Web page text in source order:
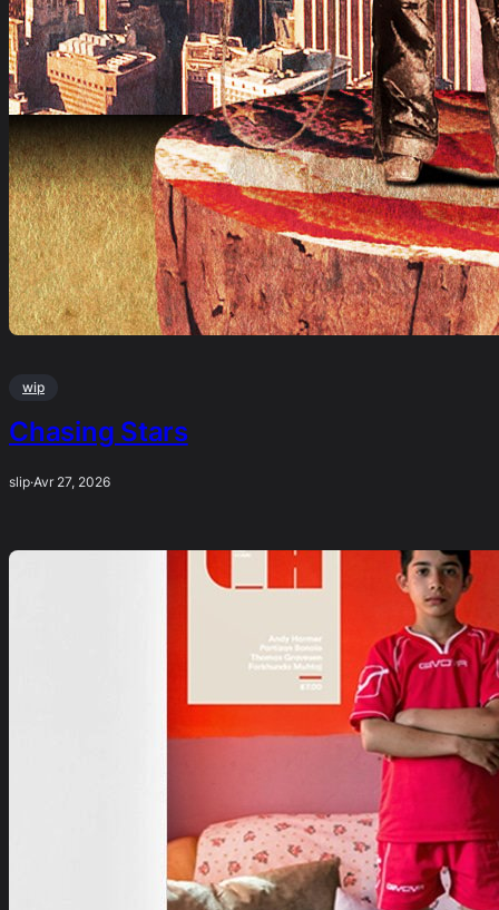
wip
Chasing Stars
slip·Avr 27, 2026